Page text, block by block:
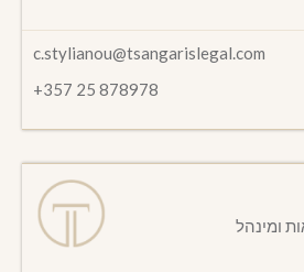
c.stylianou@tsangarislegal.com
+357 25 878978
ומינהל